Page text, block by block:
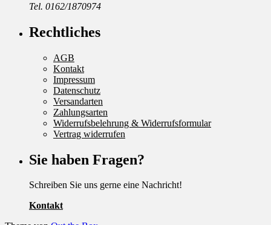
Tel. 0162/1870974
Rechtliches
AGB
Kontakt
Impressum
Datenschutz
Versandarten
Zahlungsarten
Widerrufsbelehrung & Widerrufsformular
Vertrag widerrufen
Sie haben Fragen?
Schreiben Sie uns gerne eine Nachricht!
Kontakt